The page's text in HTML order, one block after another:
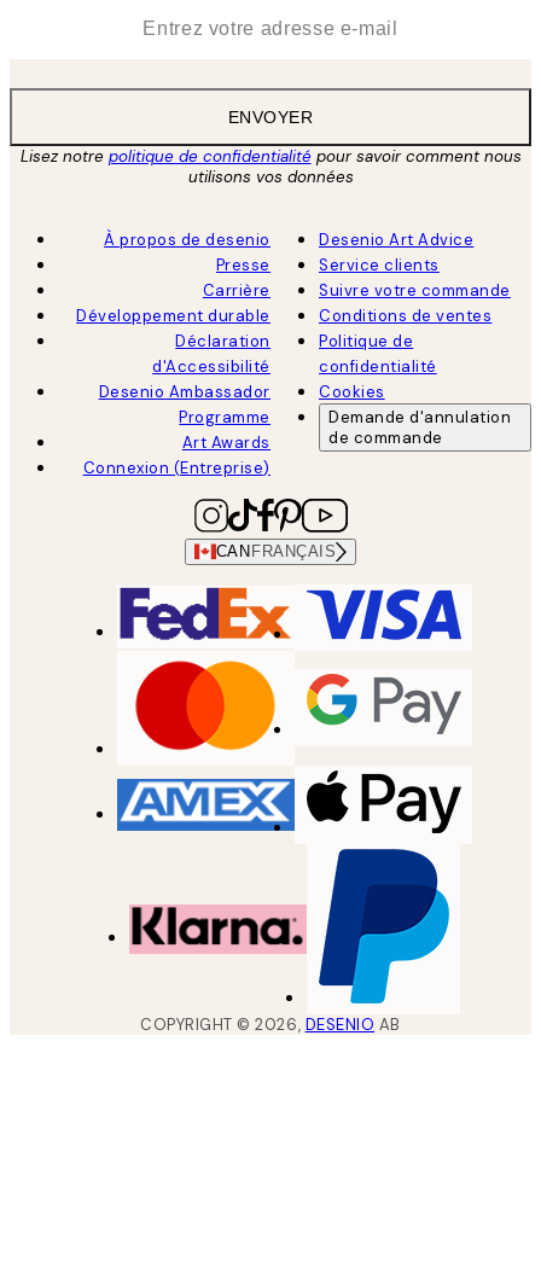
ENVOYER
Lisez notre politique de confidentialitépour savoir comment nous
utilisons vos données
À propos de desenio
Presse
Carrière
Développement durable
Déclaration
d'Accessibilité
Desenio Ambassador
Programme
Art Awards
Connexion (Entreprise)
Desenio Art Advice
Service clients
Suivre votre commande
Conditions de ventes
Politique de
confidentialité
Cookies
Demande d'annulation
de commande
CAN FRANÇAIS
COPYRIGHT ©2026, DESENIO AB